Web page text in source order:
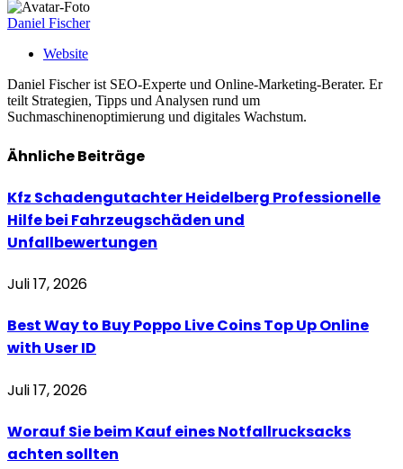
Daniel Fischer
Website
Daniel Fischer ist SEO-Experte und Online-Marketing-Berater. Er
teilt Strategien, Tipps und Analysen rund um
Suchmaschinenoptimierung und digitales Wachstum.
ÄhnlicheBeiträge
Kfz Schadengutachter Heidelberg Professionelle
Hilfe bei Fahrzeugschäden und
Unfallbewertungen
Juli 17, 2026
Best Way to Buy Poppo Live Coins Top Up Online
with User ID
Juli 17, 2026
Worauf Sie beim Kauf eines Notfallrucksacks
achten sollten